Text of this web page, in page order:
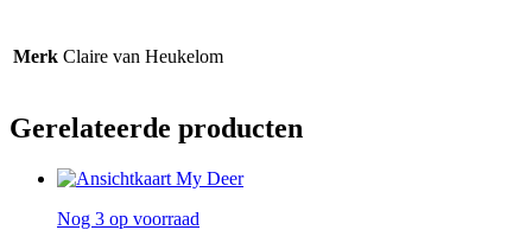
Merk Claire van Heukelom
Gerelateerde producten
Nog 3 op voorraad